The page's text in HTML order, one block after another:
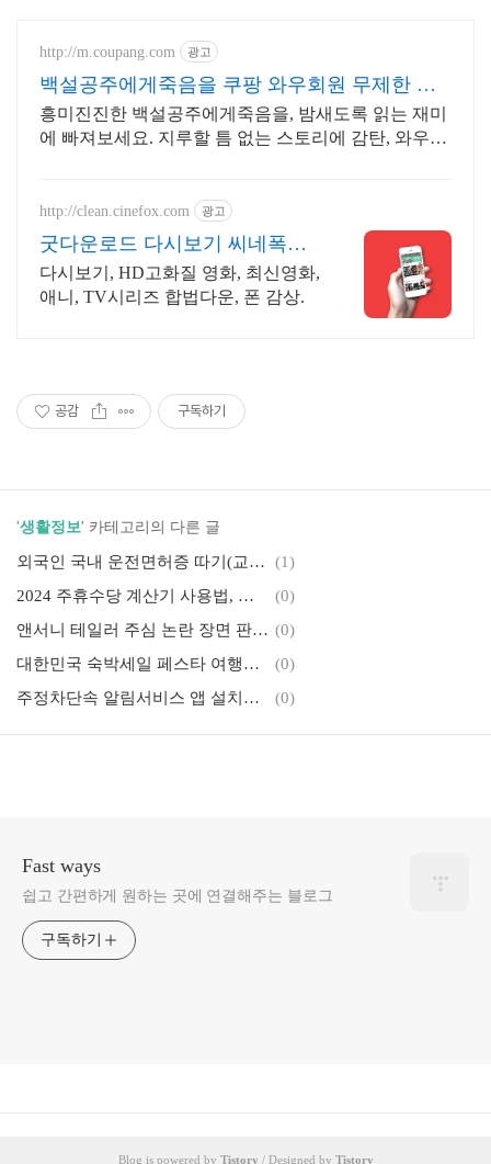
http://m.coupang.com 광고
백설공주에게죽음을 쿠팡 와우회원 무제한 무
료배송
흥미진진한 백설공주에게죽음을, 밤새도록 읽는 재미
에 빠져보세요. 지루할 틈 없는 스토리에 감탄, 와우회
http://clean.cinefox.com 광고
굿다운로드 다시보기 씨네폭스
중드 일드 30%할인
다시보기, HD고화질 영화, 최신영화,
애니, TV시리즈 합법다운, 폰 감상.
공감 구독하기
'생활정보' 카테고리의 다른 글
외국인 국내 운전면허증 따기(교환 총정리, 꿀팁 확인)
(1)
2024 주휴수당 계산기 사용법, 계산방법 및 주의사항(알바몬, 네이버계산기)
(0)
앤서니 테일러 주심 논란 장면 판단하기 (0)
대한민국 숙박세일 페스타 여행사 별 할인권(할인쿠폰) 발급받기
(0)
주정차단속 알림서비스 앱 설치하기
(0)
Fast ways
쉽고 간편하게 원하는 곳에 연결해주는 블로그
구독하기
Blog is powered by Tistory / Designed by Tistory